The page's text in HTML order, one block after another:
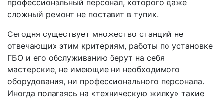
профессиональный персонал, которого даже
сложный ремонт не поставит в тупик.
Сегодня существует множество станций не
отвечающих этим критериям, работы по установке
ГБО и его обслуживанию берут на себя
мастерские, не имеющие ни необходимого
оборудования, ни профессионального персонала.
Иногда полагаясь на «техническую жилку» такие